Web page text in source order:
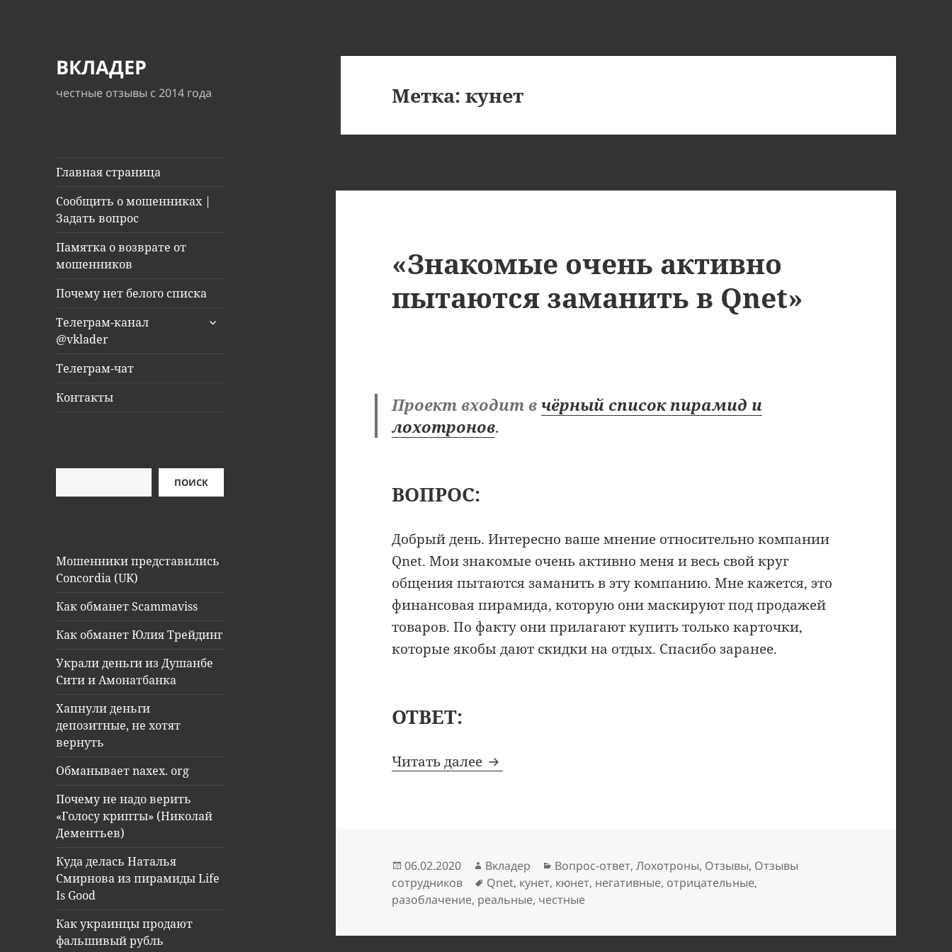
ВКЛАДЕР
честные отзывы с 2014 года
Главная страница
Сообщить о мошенниках |
Задать вопрос
Памятка о возврате от
мошенников
Почему нет белого списка
Телеграм-канал
@vklader
раскрыть
Телеграм-чат
Контакты
ПОИСК
Мошенники представились
Concordia (UK)
Как обманет Scammaviss
Как обманет Юлия Трейдинг
Украли деньги из Душанбе
Сити и Амонатбанка
Хапнули деньги
депозитные, не хотят
вернуть
Обманывает naxex. org
Почему не надо верить
«Голосу крипты» (Николай
Дементьев)
Куда делась Наталья
Смирнова из пирамиды Life
Is Good
Как украинцы продают
фальшивый рубль
Метка:кунет
«Знакомые очень активно
пытаются заманить в Qnet»
Проект входит вчёрный список пирамид и
лохотронов.
ВОПРОС:
Добрый день. Интересно ваше мнение относительно компании
Qnet. Мои знакомые очень активно меня и весь свой круг
общения пытаются заманить в эту компанию. Мне кажется, это
финансовая пирамида, которую они маскируют под продажей
товаров. По факту они прилагают купить только карточки,
которые якобы дают скидки на отдых. Спасибо заранее.
ОТВЕТ:
Читать далее «Знакомые очень активно пытаются заманить в Qnet»
Опубликовано
06.02.2020 Автор
Вкладер Рубрики
Вопрос-ответ,Лохотроны, Отзывы, Отзывы
сотрудников
Метки
Qnet, кунет, кюнет, негативные, отрицательные,
разоблачение, реальные, честные